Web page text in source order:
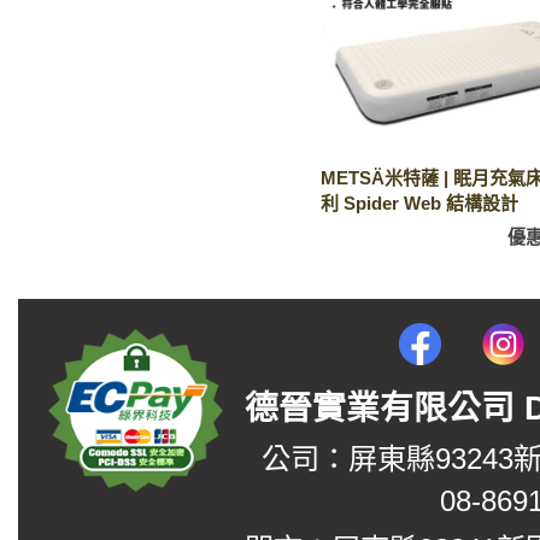
METSÄ米特薩 | 眠月充氣
利 Spider Web 結構設計
優
德晉實業有限公
公司：屏東縣93243
08-